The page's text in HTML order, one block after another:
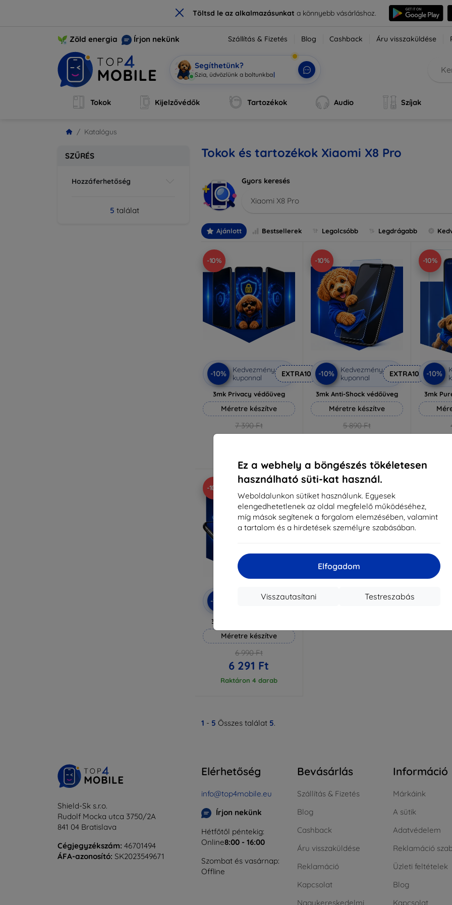
× Töltsd le az alkalmazásunkata könnyebb vásárláshoz.
Ez a webhely a böngészés tökéletesen
használható süti-kat használ.
Weboldalunkon sütiket használunk. Egyesek
elengedhetetlenek az oldal megfelelő működéséhez,
míg mások segítenek a forgalom elemzésében, valamint
a tartalom és a hirdetések személyre szabásában.
Elfogadom
Testreszabás
Visszautasítani
Zöld energia Írjon nekünk Szállítás & Fizetés Blog Cashback Áru visszaküldése
Segíthetünk?
Mo|
Tokok Kijelzővédők Tartozékok Audio Szíjak
Katalógus
SZŰRÉS
Hozzáferhetőség
5 találat
Tokok és tartozékok Xiaomi X8 Pro
Gyors keresés
Xiaomi X8 Pro
Ajánlott Bestsellerek Legolcsóbb Legdrágabb
-10%
-10%
Kedvezmény
kuponnal
EXTRA10
3mk Privacy védőüveg
Méretre készítve
7 390 Ft
6 651 Ft
-10%
-10%
Kedvezmény
kuponnal
EXTRA10
3mk Anti-Shock védőüveg
Méretre készítve
5 890 Ft
5 301 Ft
-10%
-10%
3mk
-10%
-10%
Kedvezmény
EXTRA10
3mk Hammer védőfólia
Méretre készítve
6 990 Ft
6 291 Ft
Raktáron 4 darab
1 - 5 Összes találat 5.
Shield-Sk s.r.o.
Rudolf Mocka utca 3750/2A
841 04 Bratislava
Cégjegyzékszám: 46701494
ÁFA-azonosító: SK2023549671
Elérhetőség
info@top4mobile.eu
Írjon nekünk
Hétfőtől péntekig:
Online8:00 - 16:00
Szombat és vasárnap:
Offline
Bevásárlás
Szállítás & Fizetés
Blog
Cashback
Áru visszaküldése
Reklamáció
Kapcsolat
Nagykereskedelmi
Információ
Márkáink
A sütik
Adatvédelem
Reklamáció
Üzleti feltételek
Blog
Kapcsolat